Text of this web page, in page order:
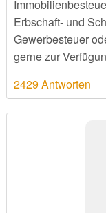
Erbschaft- und
Gewerbesteuer
gerne zur
2429 Antworten